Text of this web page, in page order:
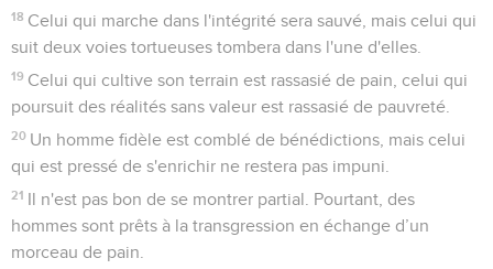
18 Celui qui marche dans l'intégrité sera sauvé, mais celui qui
suit deux voies tortueuses tombera dans l'une d'elles.
19 Celui qui cultive son terrain est rassasié de pain, celui qui
poursuit des réalités sans valeur est rassasié de pauvreté.
20 Un homme fidèle est comblé de bénédictions, mais celui
qui est pressé de s'enrichir ne restera pas impuni.
21 Il n'est pas bon de se montrer partial. Pourtant, des
hommes sont prêts à la transgression en échange d’un
morceau de pain.